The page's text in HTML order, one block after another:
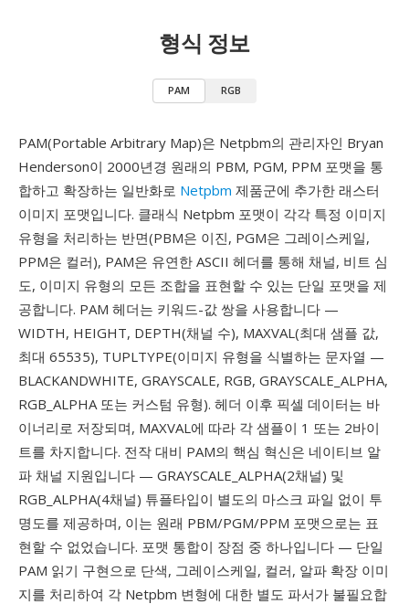
형식 정보
PAM RGB
PAM(Portable Arbitrary Map)은 Netpbm의 관리자인 Bryan
Henderson이 2000년경 원래의 PBM, PGM, PPM 포맷을 통
합하고 확장하는 일반화로 Netpbm 제품군에 추가한 래스터
이미지 포맷입니다. 클래식 Netpbm 포맷이 각각 특정 이미지
유형을 처리하는 반면(PBM은 이진, PGM은 그레이스케일,
PPM은 컬러), PAM은 유연한 ASCII 헤더를 통해 채널, 비트 심
도, 이미지 유형의 모든 조합을 표현할 수 있는 단일 포맷을 제
공합니다. PAM 헤더는 키워드-값 쌍을 사용합니다 —
WIDTH, HEIGHT, DEPTH(채널 수), MAXVAL(최대 샘플 값,
최대 65535), TUPLTYPE(이미지 유형을 식별하는 문자열 —
BLACKANDWHITE, GRAYSCALE, RGB, GRAYSCALE_ALPHA,
RGB_ALPHA 또는 커스텀 유형). 헤더 이후 픽셀 데이터는 바
이너리로 저장되며, MAXVAL에 따라 각 샘플이 1 또는 2바이
트를 차지합니다. 전작 대비 PAM의 핵심 혁신은 네이티브 알
파 채널 지원입니다 — GRAYSCALE_ALPHA(2채널) 및
RGB_ALPHA(4채널) 튜플타입이 별도의 마스크 파일 없이 투
명도를 제공하며, 이는 원래 PBM/PGM/PPM 포맷으로는 표
현할 수 없었습니다. 포맷 통합이 장점 중 하나입니다 — 단일
PAM 읽기 구현으로 단색, 그레이스케일, 컬러, 알파 확장 이미
지를 처리하여 각 Netpbm 변형에 대한 별도 파서가 불필요합